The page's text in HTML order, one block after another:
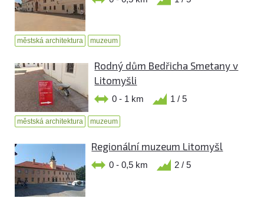
městská architektura muzeum
Rodný dům Bedřicha Smetany v
Litomyšli
0 - 1 km 1 / 5
městská architektura muzeum
Regionální muzeum Litomyšl
0 - 0,5 km 2 / 5